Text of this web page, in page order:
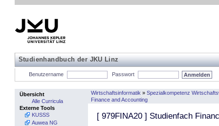
Studienhandbuch der JKU Linz
Benutzername Passwort
Übersicht
Alle Curricula
Externe Tools
KUSSS
Auwea NG
Wirtschaftsinformatik » Spezialkompetenz
Finance and Accounting
[ 979FINA20 ] Studienfach